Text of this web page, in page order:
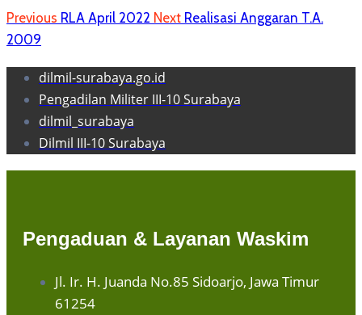
Previous RLA April 2022 Next Realisasi Anggaran T.A.
2009
dilmil-surabaya.go.id
Pengadilan Militer III-10 Surabaya
dilmil_surabaya
Dilmil III-10 Surabaya
Pengaduan & Layanan Waskim
Jl. Ir. H. Juanda No.85 Sidoarjo, Jawa Timur
61254